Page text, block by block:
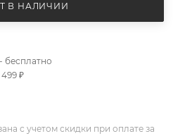
В НАЛИЧИИ
бесплатно
₽
с учетом скидки при оплате за